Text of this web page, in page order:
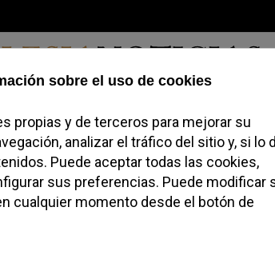
Jueves, 06 de agosto de 2026
Temas Buscar #JovenesConFe Podcast
Iglesia que